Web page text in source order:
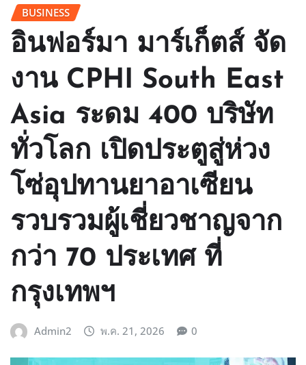
BUSINESS
อินฟอร์มา มาร์เก็ตส์ จัด
งาน CPHI South East
Asia ระดม 400 บริษัท
ทั่วโลก เปิดประตูสู่ห่วง
โซ่อุปทานยาอาเซียน
รวบรวมผู้เชี่ยวชาญจาก
กว่า 70 ประเทศ ที่
กรุงเทพฯ
Admin2 พ.ค. 21, 2026 0